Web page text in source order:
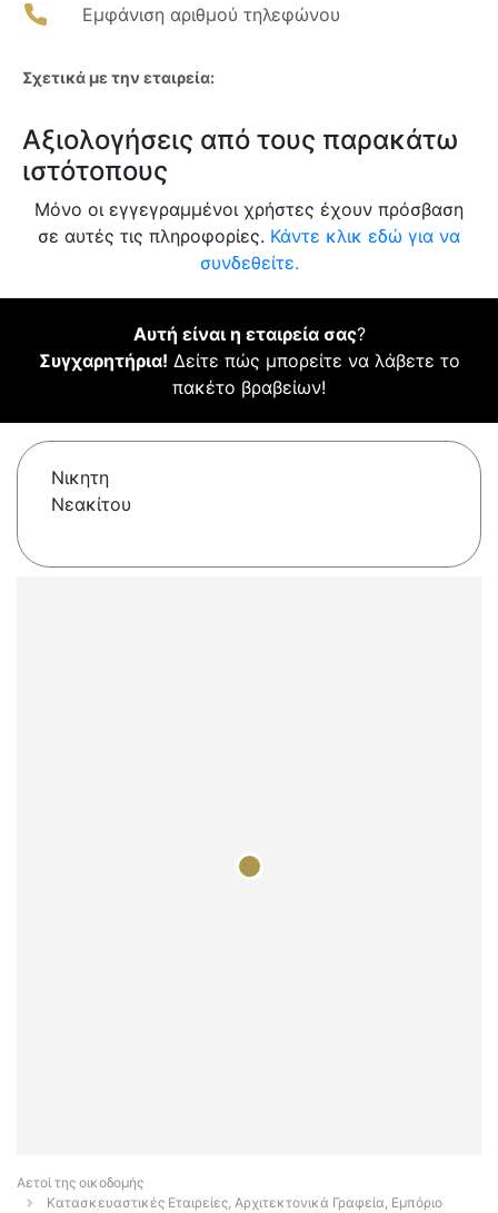
Εμφάνιση αριθμού τηλεφώνου
Σχετικά με την εταιρεία:
Αξιολογήσεις από τους παρακάτω
ιστότοπους
Μόνο οι εγγεγραμμένοι χρήστες έχουν πρόσβαση
σε αυτές τις πληροφορίες. Κάντε κλικ εδώ για να
συνδεθείτε.
Αυτή είναι η εταιρεία σας?
Συγχαρητήρια! Δείτε πώς μπορείτε να λάβετε το
πακέτο βραβείων!
Νικητη
Νεακίτου
Αετοί της οικοδομής
Κατασκευαστικές Εταιρείες, Αρχιτεκτονικά Γραφεία, Εμπόριο